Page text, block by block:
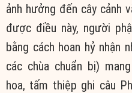
ảnh hưởng đến cây cảnh
được điều này, người
bằng cách hoan hỷ nhận
các chùa chuẩn bị)
hoa, tấm thiệp ghi câu